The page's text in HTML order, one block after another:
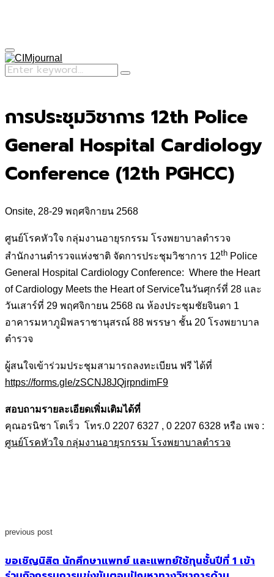
Primary
Menu
Search
for:
Search
การประชุมวิชาการ 12th Police
General Hospital Cardiology
Conference (12th PGHCC)
Onsite, 28-29 พฤศจิกายน 2568
ศูนย์โรคหัวใจ กลุ่มงานอายุรกรรม โรงพยาบาลตำรวจ
สำนักงานตำรวจแห่งชาติ จัดการประชุมวิชาการ 12th Police
General Hospital Cardiology Conference: Where the Heart
of Cardiology Meets the Heart of Serviceในวันศุกร์ที่ 28 และ
วันเสาร์ที่ 29 พฤศจิกายน 2568 ณ ห้องประชุมชัยจินดา 1
อาคารมหาภูมิพลราชานุสรณ์ 88 พรรษา ชั้น 20 โรงพยาบาล
ตำรวจ
ผู้สนใจเข้าร่วมประชุมสามารถลงทะเบียน ฟรี ได้ที่
https://forms.gle/zSCNJ8JQjrpndimF9
สอบถามรายละเอียดเพิ่มเติมได้ที่
คุณอรนิชา โตเร็ว โทร.0 2207 6327 , 0 2207 6328 หรือ เพจ :
ศูนย์โรคหัวใจ กลุ่มงานอายุรกรรม โรงพยาบาลตำรวจ
previous post
ขอเชิญนิสิต นักศึกษาแพทย์ และแพทย์ใช้ทุนชั้นปีที่ 1 เข้า